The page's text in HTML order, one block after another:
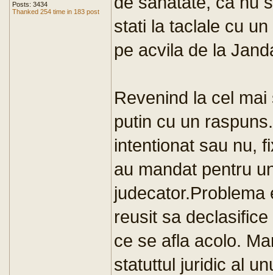
Posts: 3434
Thanked 254 time in 183 post
stati la taclale cu
pe acvila de la
Revenind la cel
putin cu un
intentionat sau nu,
au mandat pentru
reusit sa
ce se afla acolo.
statuttul juridic al